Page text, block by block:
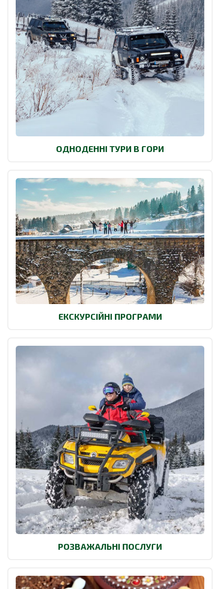
ОДНОДЕННІ ТУРИ В ГОРИ
ЕКСКУРСІЙНІ ПРОГРАМИ
РОЗВАЖАЛЬНІ ПОСЛУГИ